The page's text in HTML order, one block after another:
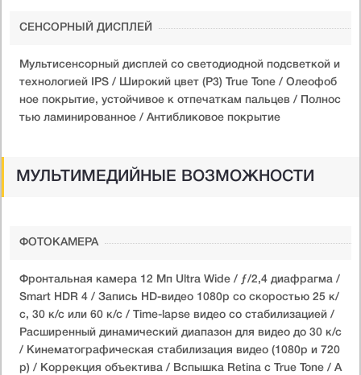
СЕНСОРНЫЙ ДИСПЛЕЙ
Мультисенсорный дисплей со светодиодной подсветкой и
технологией IPS / Широкий цвет (P3) True Tone / Олеофоб
ное покрытие, устойчивое к отпечаткам пальцев / Полнос
тью ламинированное / Антибликовое покрытие
МУЛЬТИМЕДИЙНЫЕ ВОЗМОЖНОСТИ
ФОТОКАМЕРА
Фронтальная камера 12 Мп Ultra Wide / ƒ/2,4 диафрагма /
Smart HDR 4 / Запись HD-видео 1080p со скоростью 25 к/
с, 30 к/с или 60 к/с / Time-lapse видео со стабилизацией /
Расширенный динамический диапазон для видео до 30 к/с
/ Кинематографическая стабилизация видео (1080p и 720
p) / Коррекция объектива / Вспышка Retina с True Tone / А